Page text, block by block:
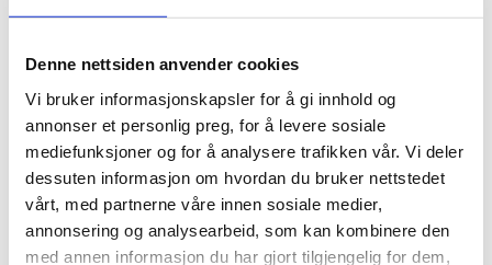
Denne nettsiden anvender cookies
Vi bruker informasjonskapsler for å gi innhold og
annonser et personlig preg, for å levere sosiale
mediefunksjoner og for å analysere trafikken vår. Vi deler
dessuten informasjon om hvordan du bruker nettstedet
vårt, med partnerne våre innen sosiale medier,
annonsering og analysearbeid, som kan kombinere den
med annen informasjon du har gjort tilgjengelig for dem,